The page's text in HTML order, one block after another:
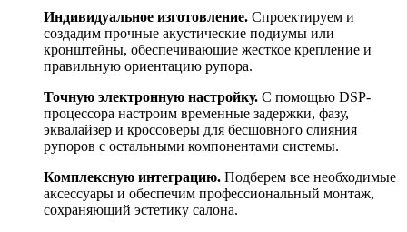
Индивидуальное изготовление. Спроектируем и
создадим прочные акустические подиумы или
кронштейны, обеспечивающие жесткое крепление и
правильную ориентацию рупора.
Точную электронную настройку. С помощью DSP-
процессора настроим временные задержки, фазу,
эквалайзер и кроссоверы для бесшовного слияния
рупоров с остальными компонентами системы.
Комплексную интеграцию. Подберем все необходимые
аксессуары и обеспечим профессиональный монтаж,
сохраняющий эстетику салона.